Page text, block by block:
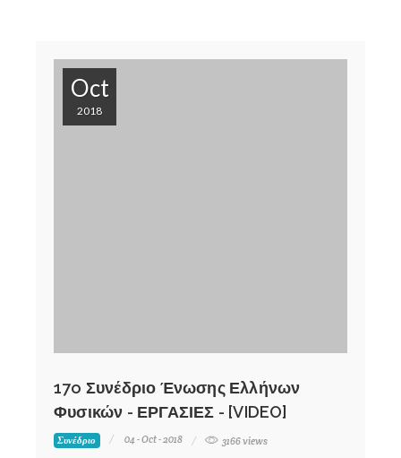
Oct
2018
17o Συνέδριο Ένωσης Ελλήνων
Φυσικών - ΕΡΓΑΣΙΕΣ - [VIDEO]
Συνέδριο 04 - Oct - 2018 3166 views